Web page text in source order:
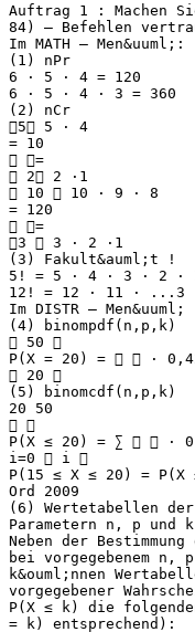
Auftrag 1 : Machen
84) – Befehlen
Im MATH – Men&uuml;:
(1) nPr
6 ⋅ 5 ⋅ 4 = 120
6 ⋅ 5 ⋅ 4 ⋅ 3 = 360
(2) nCr
5 5 ⋅ 4
= 10
 =
 2 2 ⋅1
 10  10 ⋅ 9 ⋅ 8
= 120
 =
3  3 ⋅ 2 ⋅1
(3) Fakult&auml;t !
5! = 5 ⋅ 4 ⋅ 3 ⋅ 2 ⋅
12! = 12 ⋅ 11 ⋅ ...3
Im DISTR – Men&uuml;
(4) binompdf(n,p,k)
 50 
P(X = 20) =   ⋅
 20 
(5) binomcdf(n,p,k)
20 50
 
P(X ≤ 20) = ∑   ⋅
i=0  i 
P(15 ≤ X ≤ 20) =
Ord 2009
(6) Wertetabellen
Parametern n, p und
Neben der
bei vorgegebenem n,
k&ouml;nnen
vorgegebener
P(X ≤ k) die
= k) entsprechend):